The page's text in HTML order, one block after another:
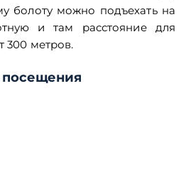
болоту можно подъехать на
и там расстояние для
300 метров.